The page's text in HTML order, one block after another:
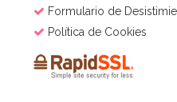
Formulario de
Política de Cookies